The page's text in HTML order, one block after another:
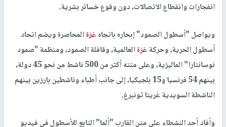
انفجارات وانقطاع الاتصالات، دون وقوع خسائر بشرية.
ويواصل "أسطول الصمود" إبحاره باتجاهغزةالمحاصرة ويضم اتحاد
أسطول الحرية، وحركةغزةالعالمية، وقافلة الصمود، ومنظمة "صمود
نوسانتارا" الماليزية، وعلى متنه أكثر من 500 ناشط من نحو 45 دولة،
بينهم 54 فرنسيا و15 بلجيكيا، إلى جانب أطباء وناشطين بارزين بينهم
الناشطة السويدية غريتا ثونبرغ.
وأفاد أحد النشطاء على متن القارب "ألما" التابع للأسطول في فيديو